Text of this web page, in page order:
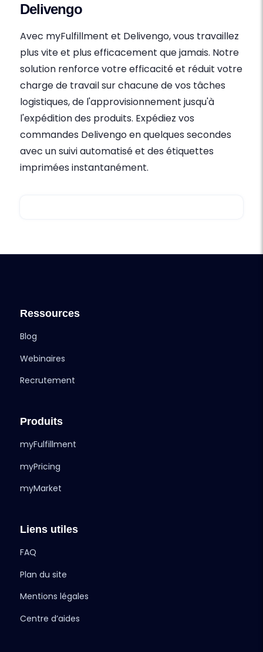
Delivengo
Avec myFulfillment et Delivengo, vous travaillez
plus vite et plus efficacement que jamais. Notre
solution renforce votre efficacité et réduit votre
charge de travail sur chacune de vos tâches
logistiques, de l'approvisionnement jusqu'à
l'expédition des produits. Expédiez vos
commandes Delivengo en quelques secondes
avec un suivi automatisé et des étiquettes
imprimées instantanément.
Ressources
Blog
Webinaires
Recrutement
Produits
myFulfillment
myPricing
myMarket
Liens utiles
FAQ
Plan du site
Mentions légales
Centre d’aides